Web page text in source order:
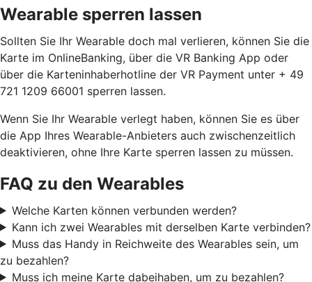
Wearable sperren lassen
Sollten Sie Ihr Wearable doch mal verlieren, können Sie die
Karte im OnlineBanking, über die VR Banking App oder
über die Karteninhaberhotline der VR Payment unter + 49
721 1209 66001 sperren lassen.
Wenn Sie Ihr Wearable verlegt haben, können Sie es über
die App Ihres Wearable-Anbieters auch zwischenzeitlich
deaktivieren, ohne Ihre Karte sperren lassen zu müssen.
FAQ zu den Wearables
Welche Karten können verbunden werden?
Kann ich zwei Wearables mit derselben Karte verbinden?
Muss das Handy in Reichweite des Wearables sein, um
zu bezahlen?
Muss ich meine Karte dabeihaben, um zu bezahlen?